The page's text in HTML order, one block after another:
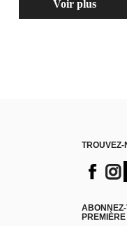
Voir plus
TROUVEZ-